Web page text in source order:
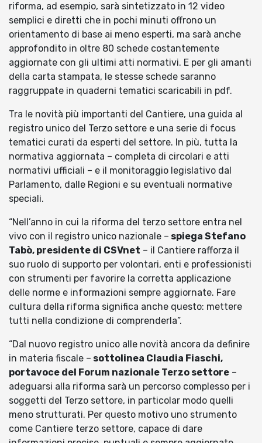
riforma, ad esempio, sarà sintetizzato in 12 video
semplici e diretti che in pochi minuti offrono un
orientamento di base ai meno esperti, ma sarà anche
approfondito in oltre 80 schede costantemente
aggiornate con gli ultimi atti normativi. E per gli amanti
della carta stampata, le stesse schede saranno
raggruppate in quaderni tematici scaricabili in pdf.
Tra le novità più importanti del Cantiere, una guida al
registro unico del Terzo settore e una serie di focus
tematici curati da esperti del settore. In più, tutta la
normativa aggiornata – completa di circolari e atti
normativi ufficiali – e il monitoraggio legislativo dal
Parlamento, dalle Regioni e su eventuali normative
speciali.
“Nell’anno in cui la riforma del terzo settore entra nel
vivo con il registro unico nazionale – spiega Stefano
Tabò, presidente di CSVnet – il Cantiere rafforza il
suo ruolo di supporto per volontari, enti e professionisti
con strumenti per favorire la corretta applicazione
delle norme e informazioni sempre aggiornate. Fare
cultura della riforma significa anche questo: mettere
tutti nella condizione di comprenderla”.
“Dal nuovo registro unico alle novità ancora da definire
in materia fiscale – sottolinea Claudia Fiaschi,
portavoce del Forum nazionale Terzo settore –
adeguarsi alla riforma sarà un percorso complesso per i
soggetti del Terzo settore, in particolar modo quelli
meno strutturati. Per questo motivo uno strumento
come Cantiere terzo settore, capace di dare